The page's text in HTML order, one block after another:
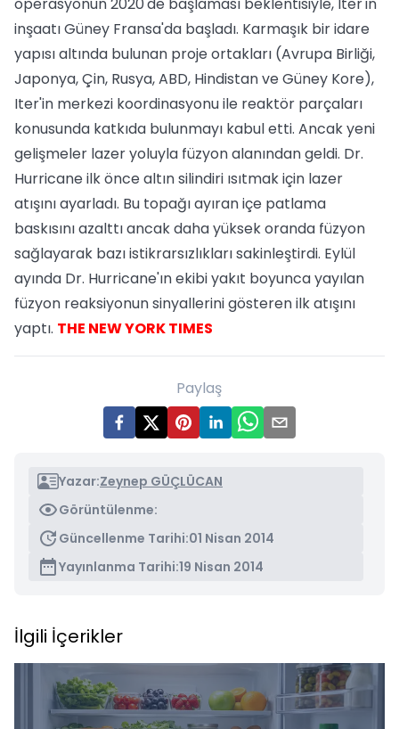
inşaatı Güney Fransa'da başladı. Karmaşık bir idare
yapısı altında bulunan proje ortakları (Avrupa Birliği,
Japonya, Çin, Rusya, ABD, Hindistan ve Güney Kore),
Iter'in merkezi koordinasyonu ile reaktör parçaları
konusunda katkıda bulunmayı kabul etti. Ancak yeni
gelişmeler lazer yoluyla füzyon alanından geldi. Dr.
Hurricane ilk önce altın silindiri ısıtmak için lazer
atışını ayarladı. Bu topağı ayıran içe patlama
baskısını azalttı ancak daha yüksek oranda füzyon
sağlayarak bazı istikrarsızlıkları sakinleştirdi. Eylül
ayında Dr. Hurricane'ın ekibi yakıt boyunca yayılan
füzyon reaksiyonun sinyallerini gösteren ilk atışını
yaptı. THE NEW YORK TIMES
Paylaş
Yazar:Zeynep GÜÇLÜCAN
Görüntülenme:
Güncellenme Tarihi:01 Nisan 2014
Yayınlanma Tarihi:19 Nisan 2014
İlgili İçerikler